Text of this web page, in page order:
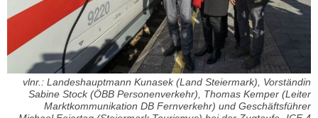
vlnr.: Landeshauptmann Kunasek (Land Steiermark), Vorständin
Sabine Stock (ÖBB Personenverkehr), Thomas Kemper (Leiter
Marktkommunikation DB Fernverkehr) und Geschäftsführer